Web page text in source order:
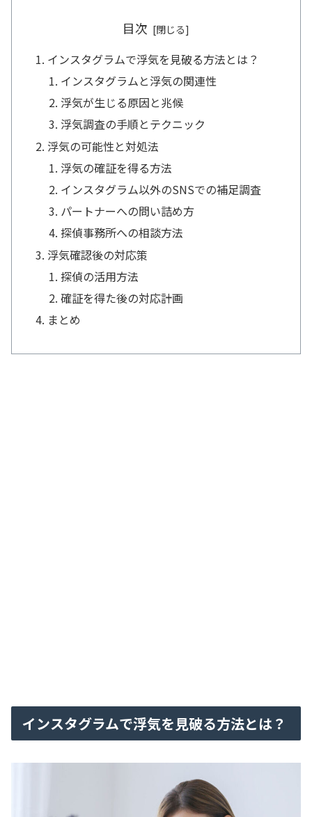
目次
インスタグラムで浮気を見破る方法とは？
インスタグラムと浮気の関連性
浮気が生じる原因と兆候
浮気調査の手順とテクニック
浮気の可能性と対処法
浮気の確証を得る方法
インスタグラム以外のSNSでの補足調査
パートナーへの問い詰め方
探偵事務所への相談方法
浮気確認後の対応策
探偵の活用方法
確証を得た後の対応計画
まとめ
インスタグラムで浮気を見破る方法とは？